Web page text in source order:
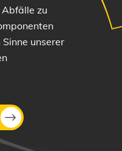
Abfälle zu
unserer